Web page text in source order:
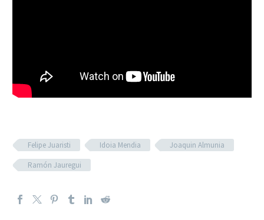
Felipe Juaristi Idoia Mendia
Joaquin Almunia
Ramón Jauregui